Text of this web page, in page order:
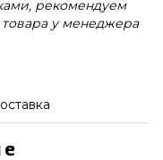
рекомендуем
у менеджера